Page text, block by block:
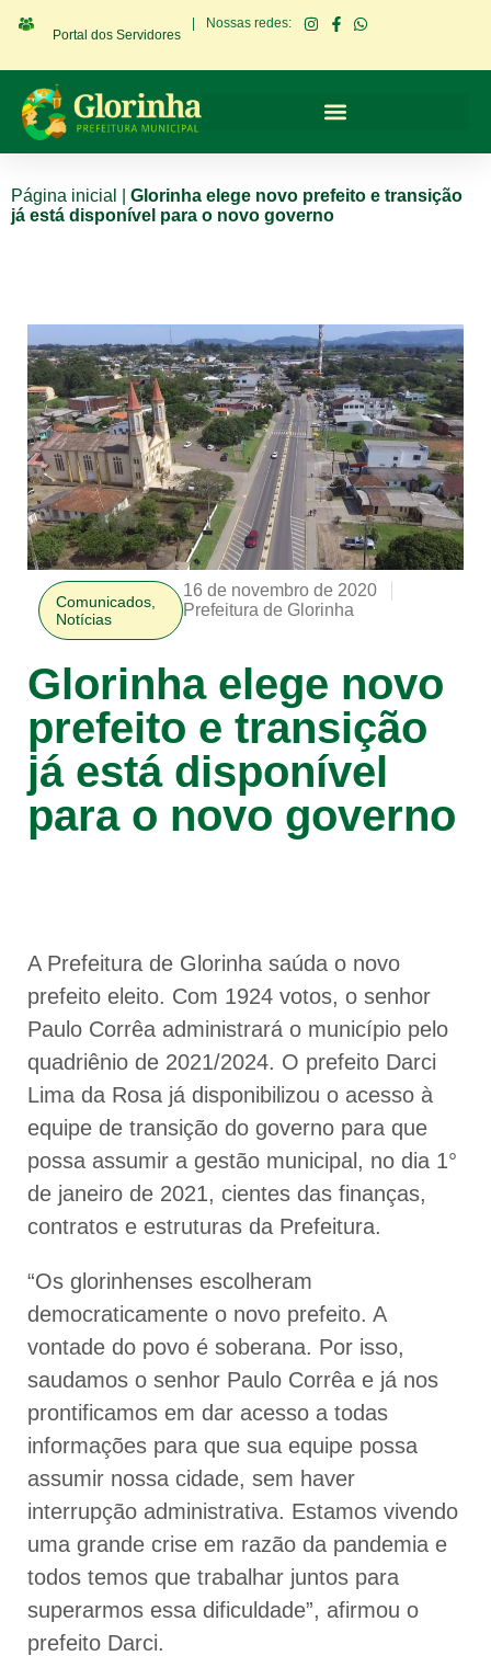
Portal dos Servidores
Nossas redes:
Página inicial
Glorinha elege novo prefeito e transição
já está disponível para o novo governo
Comunicados
Notícias
16 de novembro de 2020
Prefeitura de Glorinha
Glorinha elege novo
prefeito e transição
já está disponível
para o novo governo
A Prefeitura de Glorinha saúda o novo
prefeito eleito. Com 1924 votos, o senhor
Paulo Corrêa administrará o município pelo
quadriênio de 2021/2024. O prefeito Darci
Lima da Rosa já disponibilizou o acesso à
equipe de transição do governo para que
possa assumir a gestão municipal, no dia 1°
de janeiro de 2021, cientes das finanças,
contratos e estruturas da Prefeitura.
“Os glorinhenses escolheram
democraticamente o novo prefeito. A
vontade do povo é soberana. Por isso,
saudamos o senhor Paulo Corrêa e já nos
prontificamos em dar acesso a todas
informações para que sua equipe possa
assumir nossa cidade, sem haver
interrupção administrativa. Estamos vivendo
uma grande crise em razão da pandemia e
todos temos que trabalhar juntos para
superarmos essa dificuldade”, afirmou o
prefeito Darci.